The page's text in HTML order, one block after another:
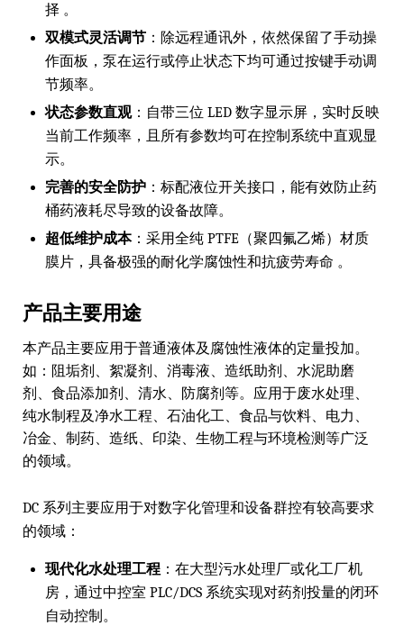
择 。
双模式灵活调节 ：除远程通讯外，依然保留了手动操
作面板，泵在运行或停止状态下均可通过按键手动调
节频率。
状态参数直观：自带三位 LED 数字显示屏，实时反映
当前工作频率，且所有参数均可在控制系统中直观显
示。
完善的安全防护 ：标配液位开关接口，能有效防止药
桶药液耗尽导致的设备故障。
超低维护成本：采用全纯 PTFE（聚四氟乙烯）材质
膜片，具备极强的耐化学腐蚀性和抗疲劳寿命 。
产品主要用途
本产品主要应用于普通液体及腐蚀性液体的定量投加。
如：阻垢剂、絮凝剂、消毒液、造纸助剂、水泥助磨
剂、食品添加剂、清水、防腐剂等。应用于废水处理、
纯水制程及净水工程、石油化工、食品与饮料、电力、
冶金、制药、造纸、印染、生物工程与环境检测等广泛
的领域。
DC 系列主要应用于对数字化管理和设备群控有较高要求
的领域：
现代化水处理工程 ：在大型污水处理厂或化工厂机
房，通过中控室 PLC/DCS 系统实现对药剂投量的闭环
自动控制。